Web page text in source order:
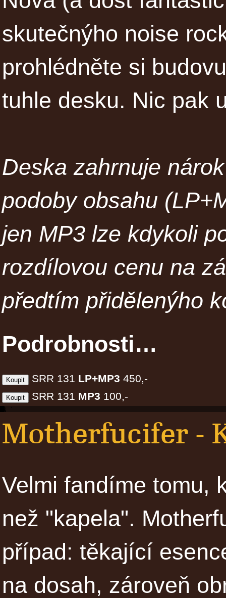
skutečnýho noise
prohlédněte si
tuhle desku. Nic pak
Deska zahrnuje
podoby obsahu
jen MP3 lze kdykoli
rozdílovou cenu na
předtím přidělenýho
Podrobnosti…
SRR 131 LP+MP3 450,-
SRR 131 MP3 100,-
Motherfucifer -
Velmi fandíme tomu,
než "kapela".
případ: těkající
na dosah, zároveň